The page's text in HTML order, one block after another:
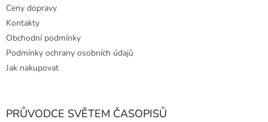
Ceny dopravy
Kontakty
Obchodní podmínky
Podmínky ochrany osobních údajů
Jak nakupovat
PRŮVODCE SVĚTEM ČASOPISŮ